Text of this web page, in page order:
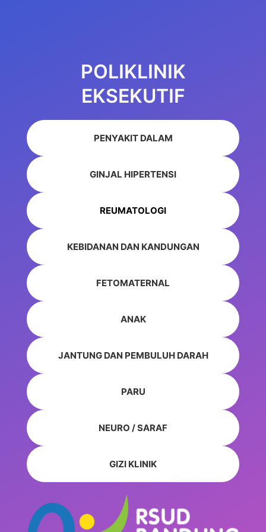
POLIKLINIK
EKSEKUTIF
PENYAKIT DALAM
GINJAL HIPERTENSI
REUMATOLOGI
KEBIDANAN DAN KANDUNGAN
FETOMATERNAL
ANAK
JANTUNG DAN PEMBULUH DARAH
PARU
NEURO / SARAF
GIZI KLINIK